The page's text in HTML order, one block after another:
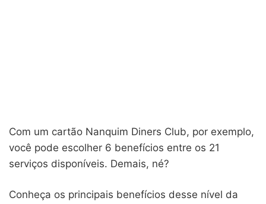
Com um cartão Nanquim Diners Club, por exemplo,
você pode escolher 6 benefícios entre os 21
serviços disponíveis. Demais, né?
Conheça os principais benefícios desse nível da